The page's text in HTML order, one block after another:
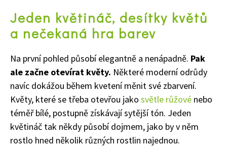
Jeden květináč, desítky květů
a nečekaná hra barev
Na první pohled působí elegantně a nenápadně. Pak
ale začne otevírat květy. Některé moderní odrůdy
navíc dokážou během kvetení měnit své zbarvení.
Květy, které se třeba otevřou jako světle růžové nebo
téměř bílé, postupně získávají sytější tón. Jeden
květináč tak někdy působí dojmem, jako by v něm
rostlo hned několik různých rostlin najednou.